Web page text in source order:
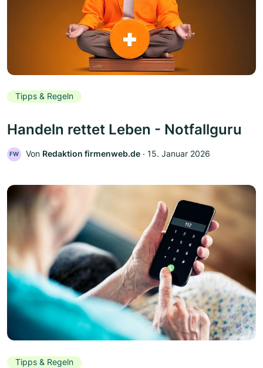
Tipps & Regeln
Handeln rettet Leben - Notfallguru
FW Von Redaktion firmenweb.de ‧ 15. Januar 2026
Tipps & Regeln